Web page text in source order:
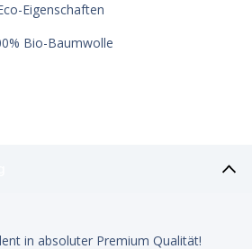
Eigenschaften
Bio-Baumwolle
in absoluter Premium Qualität!